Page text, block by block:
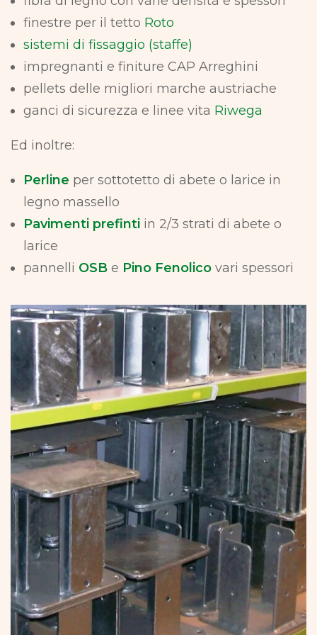
finestre per il tetto Roto
sistemi di fissaggio (staffe)
impregnanti e finiture CAP Arreghini
pellets delle migliori marche austriache
ganci di sicurezza e linee vita Riwega
Ed inoltre:
Perline per sottotetto di abete o larice in
legno massello
Pavimenti prefinti in 2/3 strati di abete o
larice
pannelli OSB e Pino Fenolico vari spessori